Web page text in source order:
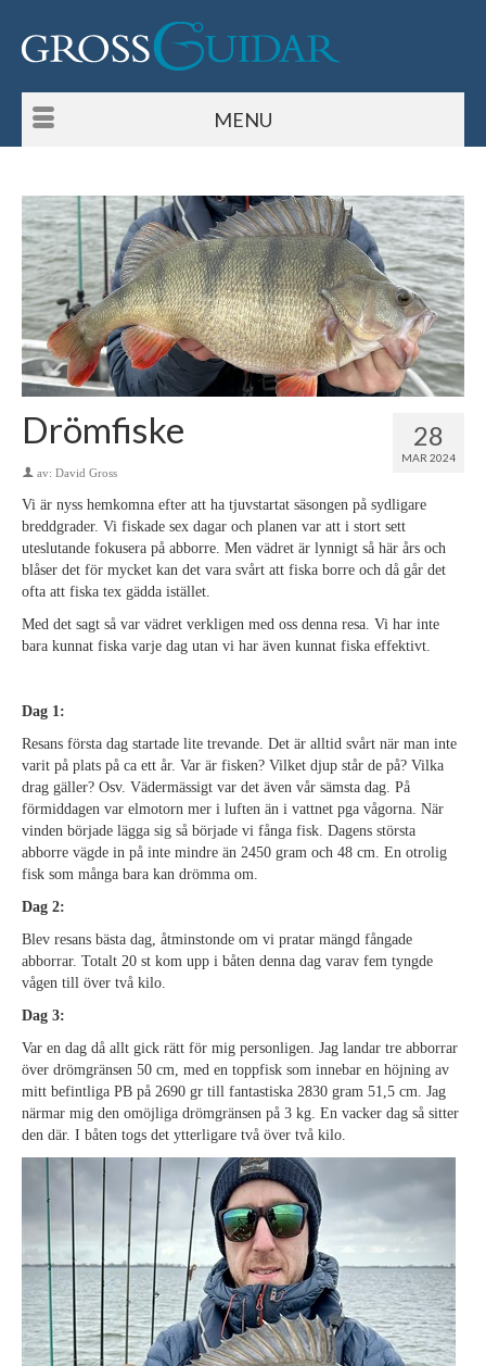
MENU
28
MAR 2024
Drömfiske
av: David Gross
Vi är nyss hemkomna efter att ha tjuvstartat säsongen på sydligare
breddgrader. Vi fiskade sex dagar och planen var att i stort sett
uteslutande fokusera på abborre. Men vädret är lynnigt så här års och
blåser det för mycket kan det vara svårt att fiska borre och då går det
ofta att fiska tex gädda istället.
Med det sagt så var vädret verkligen med oss denna resa. Vi har inte
bara kunnat fiska varje dag utan vi har även kunnat fiska effektivt.
Dag 1:
Resans första dag startade lite trevande. Det är alltid svårt när man inte
varit på plats på ca ett år. Var är fisken? Vilket djup står de på? Vilka
drag gäller? Osv. Vädermässigt var det även vår sämsta dag. På
förmiddagen var elmotorn mer i luften än i vattnet pga vågorna. När
vinden började lägga sig så började vi fånga fisk. Dagens största
abborre vägde in på inte mindre än 2450 gram och 48 cm. En otrolig
fisk som många bara kan drömma om.
Dag 2:
Blev resans bästa dag, åtminstonde om vi pratar mängd fångade
abborrar. Totalt 20 st kom upp i båten denna dag varav fem tyngde
vågen till över två kilo.
Dag 3:
Var en dag då allt gick rätt för mig personligen. Jag landar tre abborrar
över drömgränsen 50 cm, med en toppfisk som innebar en höjning av
mitt befintliga PB på 2690 gr till fantastiska 2830 gram 51,5 cm. Jag
närmar mig den omöjliga drömgränsen på 3 kg. En vacker dag så sitter
den där. I båten togs det ytterligare två över två kilo.